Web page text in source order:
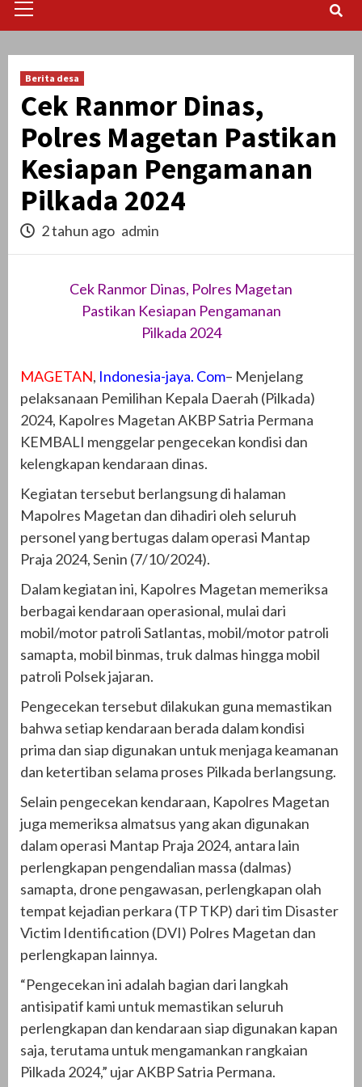
Menu
Berita desa
Cek Ranmor Dinas,
Polres Magetan Pastikan
Kesiapan Pengamanan
Pilkada 2024
2 tahun ago admin
Cek Ranmor Dinas, Polres Magetan
Pastikan Kesiapan Pengamanan
Pilkada 2024
MAGETAN, Indonesia-jaya. Com– Menjelang
pelaksanaan Pemilihan Kepala Daerah (Pilkada)
2024, Kapolres Magetan AKBP Satria Permana
KEMBALI menggelar pengecekan kondisi dan
kelengkapan kendaraan dinas.
Kegiatan tersebut berlangsung di halaman
Mapolres Magetan dan dihadiri oleh seluruh
personel yang bertugas dalam operasi Mantap
Praja 2024, Senin (7/10/2024).
Dalam kegiatan ini, Kapolres Magetan memeriksa
berbagai kendaraan operasional, mulai dari
mobil/motor patroli Satlantas, mobil/motor patroli
samapta, mobil binmas, truk dalmas hingga mobil
patroli Polsek jajaran.
Pengecekan tersebut dilakukan guna memastikan
bahwa setiap kendaraan berada dalam kondisi
prima dan siap digunakan untuk menjaga keamanan
dan ketertiban selama proses Pilkada berlangsung.
Selain pengecekan kendaraan, Kapolres Magetan
juga memeriksa almatsus yang akan digunakan
dalam operasi Mantap Praja 2024, antara lain
perlengkapan pengendalian massa (dalmas)
samapta, drone pengawasan, perlengkapan olah
tempat kejadian perkara (TP TKP) dari tim Disaster
Victim Identification (DVI) Polres Magetan dan
perlengkapan lainnya.
“Pengecekan ini adalah bagian dari langkah
antisipatif kami untuk memastikan seluruh
perlengkapan dan kendaraan siap digunakan kapan
saja, terutama untuk mengamankan rangkaian
Pilkada 2024,” ujar AKBP Satria Permana.